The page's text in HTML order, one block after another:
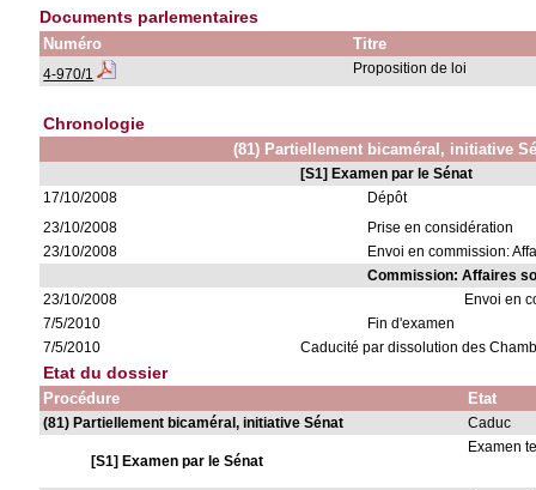
Documents parlementaires
Numéro Titre
4-970/1 Proposition de loi
Chronologie
(81) Partiellement bicaméral, initiative
[S1] Examen par le Sénat
17/10/2008
Dépôt
23/10/2008
Prise en considération
23/10/2008
Envoi en commission:
Commission: Affaires
23/10/2008
Envoi en
7/5/2010
Fin d'examen
7/5/2010
Caducité par dissolution des
Etat du dossier
Procédure Etat
(81) Partiellement bicaméral, initiative Sénat Caduc
[S1] Examen par le Sénat
Examen